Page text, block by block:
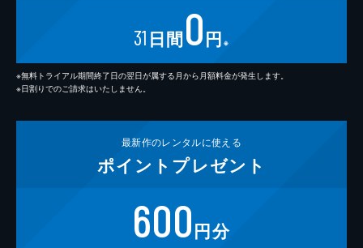
31 日間0円 ※
※無料トライアル期間終了日の翌日が属する月から月額料金が発生します。
※日割りでのご請求はいたしません。
最新作のレンタルに使える
ポイント プレゼント
600円分